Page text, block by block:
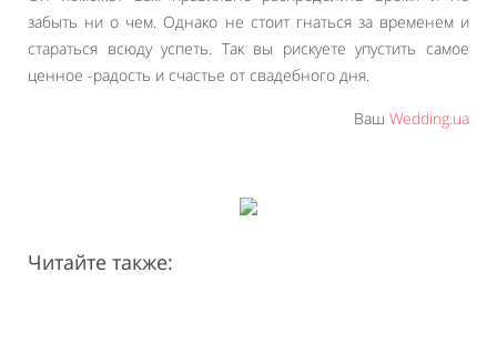
забыть ни о чем. Однако не стоит гнаться за временем и
стараться всюду успеть. Так вы рискуете упустить самое
ценное -радость и счастье от свадебного дня.
Ваш Wedding.ua
Читайте также: